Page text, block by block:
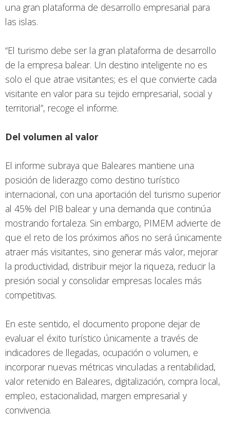
una gran plataforma de desarrollo empresarial para
las islas.
“El turismo debe ser la gran plataforma de desarrollo
de la empresa balear. Un destino inteligente no es
solo el que atrae visitantes; es el que convierte cada
visitante en valor para su tejido empresarial, social y
territorial”, recoge el informe.
Del volumen al valor
El informe subraya que Baleares mantiene una
posición de liderazgo como destino turístico
internacional, con una aportación del turismo superior
al 45% del PIB balear y una demanda que continúa
mostrando fortaleza. Sin embargo, PIMEM advierte de
que el reto de los próximos años no será únicamente
atraer más visitantes, sino generar más valor, mejorar
la productividad, distribuir mejor la riqueza, reducir la
presión social y consolidar empresas locales más
competitivas.
En este sentido, el documento propone dejar de
evaluar el éxito turístico únicamente a través de
indicadores de llegadas, ocupación o volumen, e
incorporar nuevas métricas vinculadas a rentabilidad,
valor retenido en Baleares, digitalización, compra local,
empleo, estacionalidad, margen empresarial y
convivencia.